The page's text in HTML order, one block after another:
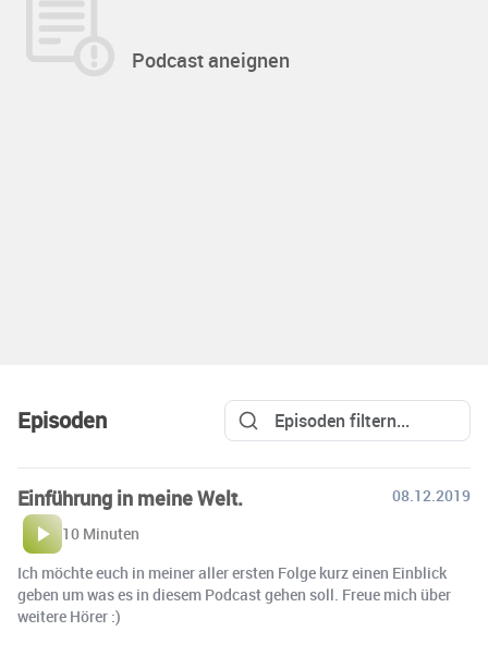
Podcast aneignen
Episoden
Einführung in meine Welt.
08.12.2019
10 Minuten
Ich möchte euch in meiner aller ersten Folge kurz einen Einblick
geben um was es in diesem Podcast gehen soll. Freue mich über
weitere Hörer :)